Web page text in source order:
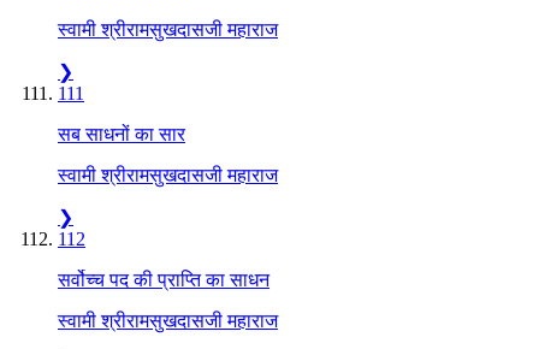
स्वामी श्रीरामसुखदासजी महाराज
❯
111
सब साधनों का सार
स्वामी श्रीरामसुखदासजी महाराज
❯
112
सर्वोच्च पद की प्राप्ति का साधन
स्वामी श्रीरामसुखदासजी महाराज